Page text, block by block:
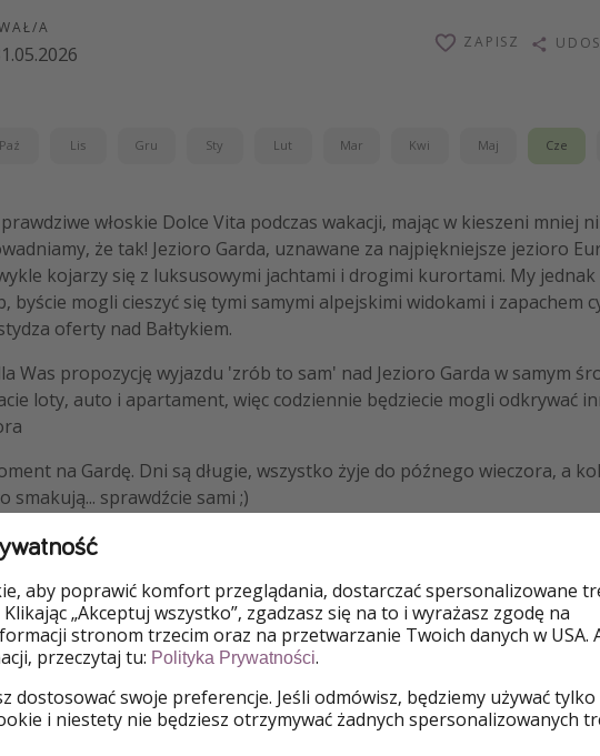
A
ZAPISZ
Paź Lis Gru Sty Lut Mar Kwi Maj Cze
włoskie Dolce Vita podczas wakacji, mając w kieszeni mniej
że tak! Jezioro Garda, uznawane za najpiękniejsze jezioro
kojarzy się z luksusowymi jachtami i drogimi kurortami. My jednak
byście mogli cieszyć się tymi samymi alpejskimi widokami i zapachem
oferty nad Bałtykiem.
Was propozycję wyjazdu 'zrób to sam' nad Jezioro Garda w samym
loty, auto i apartament, więc codziennie będziecie mogli odkrywać
na Gardę. Dni są długie, wszystko żyje do późnego wieczora, a
smakują... sprawdźcie sami ;)
LOTÓW
aby poprawić komfort przeglądania, dostarczać spersonalizowane
„Akceptuj wszystko”, zgadzasz się na to i wyrażasz zgodę na
stronom trzecim oraz na przetwarzanie Twoich danych w USA.
przeczytaj tu: Polityka Prywatności.
dostosować swoje preferencje. Jeśli odmówisz, będziemy używać tylko
i niestety nie będziesz otrzymywać żadnych spersonalizowanych